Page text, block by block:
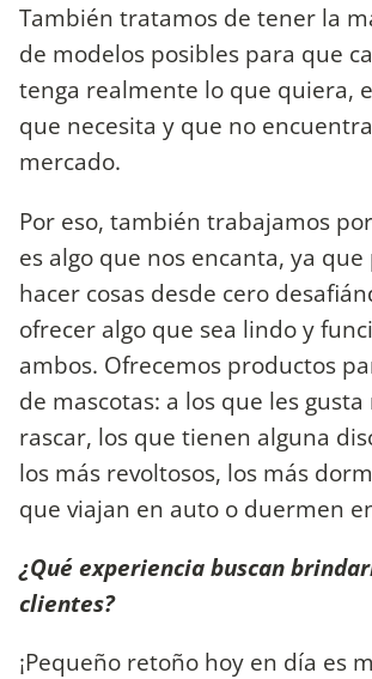
También tratamos de tener la
de modelos posibles para que
tenga realmente lo que quiera,
que necesita y que no
mercado.
Por eso, también trabajamos
es algo que nos encanta, ya
hacer cosas desde cero
ofrecer algo que sea lindo y
ambos. Ofrecemos productos
de mascotas: a los que les
rascar, los que tienen alguna
los más revoltosos, los más
que viajan en auto o duermen
¿Qué experiencia buscan
clientes?
¡Pequeño retoño hoy en día es